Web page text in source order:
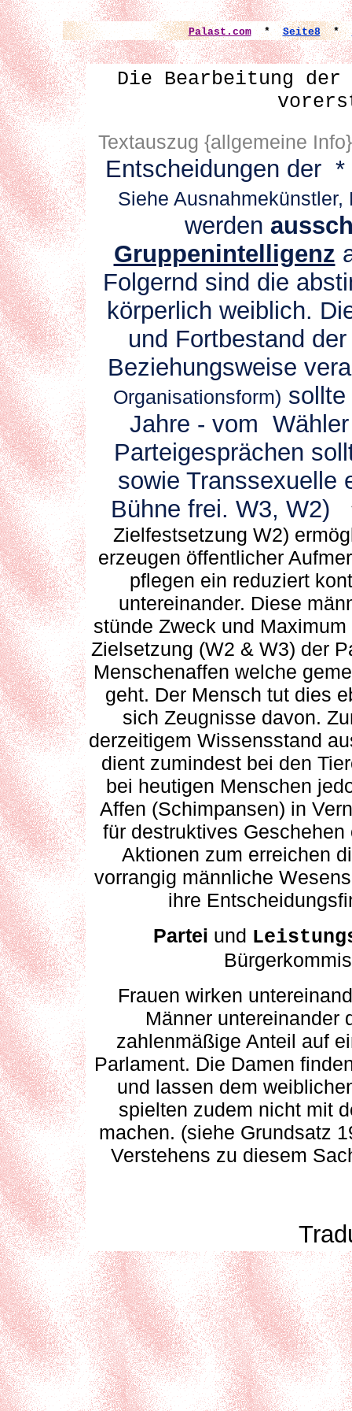
Palast.com*Seite8*
Die Bearbeitung
Textauszug {allgemeine
Entscheidungen der *
Siehe
werden
Gruppenintelligenz
Folgernd sind die
körperlich weiblich.
und Fortbestand
Beziehungsweise
Organisationsform) sollte
Jahre - vom
Parteigesprächen
sowie Transsexuelle
Bühne frei. W3, W2)
Zielfestsetzung W2)
erzeugen öffentlicher
pflegen ein reduziert
untereinander. Diese
stünde Zweck und
Zielsetzung (W2 & W3) der
Menschenaffen welche
geht. Der Mensch tut dies
sich Zeugnisse davon.
derzeitigem Wissensstand
dient zumindest bei den
bei heutigen Menschen
Affen (Schimpansen) in
für destruktives
Aktionen zum erreichen
vorrangig männliche
ihre
Partei und
Frauen wirken
Männer untereinander
zahlenmäßige Anteil auf
Parlament. Die Damen
und lassen dem
spielten zudem nicht mit
machen. (siehe Grundsatz
Verstehens zu diesem